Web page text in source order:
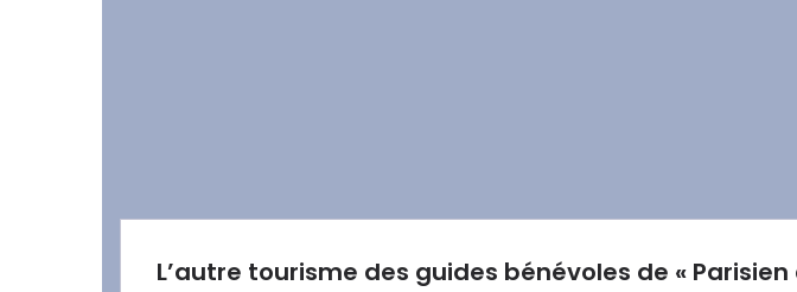
L’autre tourisme des guides bénévoles de « Parisien